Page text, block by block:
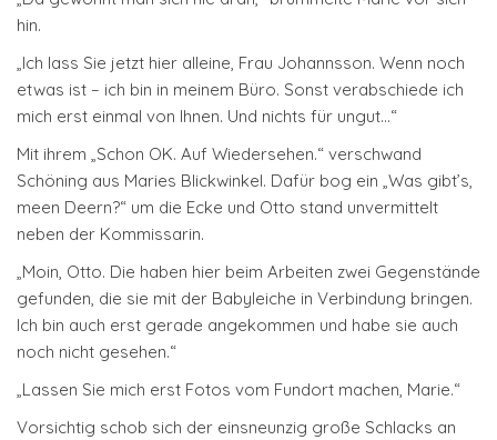
hin.
„Ich lass Sie jetzt hier alleine, Frau Johannsson. Wenn noch
etwas ist – ich bin in meinem Büro. Sonst verabschiede ich
mich erst einmal von Ihnen. Und nichts für ungut…“
Mit ihrem „Schon OK. Auf Wiedersehen.“ verschwand
Schöning aus Maries Blickwinkel. Dafür bog ein „Was gibt’s,
meen Deern?“ um die Ecke und Otto stand unvermittelt
neben der Kommissarin.
„Moin, Otto. Die haben hier beim Arbeiten zwei Gegenstände
gefunden, die sie mit der Babyleiche in Verbindung bringen.
Ich bin auch erst gerade angekommen und habe sie auch
noch nicht gesehen.“
„Lassen Sie mich erst Fotos vom Fundort machen, Marie.“
Vorsichtig schob sich der einsneunzig große Schlacks an